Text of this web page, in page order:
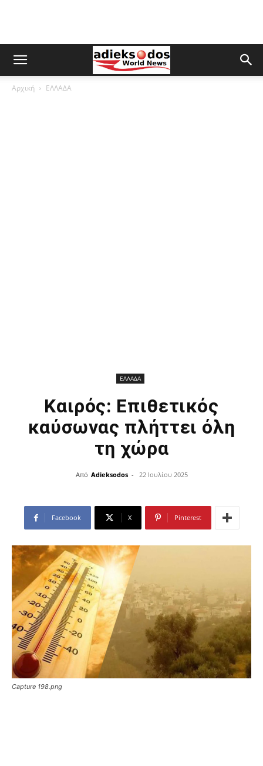
Αρχική ΕΛΛΑΔΑ
ΕΛΛΑΔΑ
Καιρός: Επιθετικός
καύσωνας πλήττει όλη
τη χώρα
Από Adieksodos - 22 Ιουλίου 2025
Facebook X Pinterest
Capture 198.png